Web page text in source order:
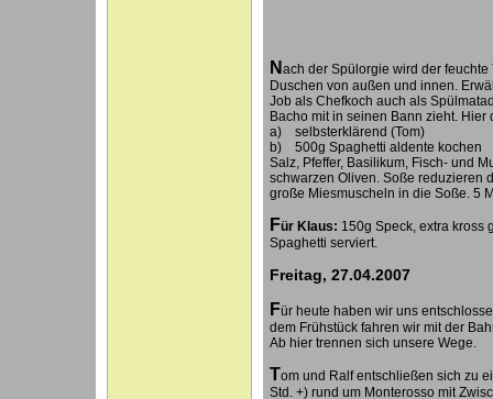
Nach der Spülorgie wird der
Duschen von außen und innen.
Job als Chefkoch auch als
Bacho mit in seinen Bann zieht. Hier
a) selbsterklärend (Tom)
b) 500g Spaghetti aldente kochen
Salz, Pfeffer, Basilikum, Fisch- und
schwarzen Oliven. Soße reduzieren
große Miesmuscheln in die Soße. 5
Für Klaus: 150g Speck, extra kross
Spaghetti serviert.
Freitag, 27.04.2007
Für heute haben wir uns
dem Frühstück fahren wir mit der
Ab hier trennen sich unsere Wege.
Tom und Ralf entschließen sich zu
Std. +) rund um Monterosso mit